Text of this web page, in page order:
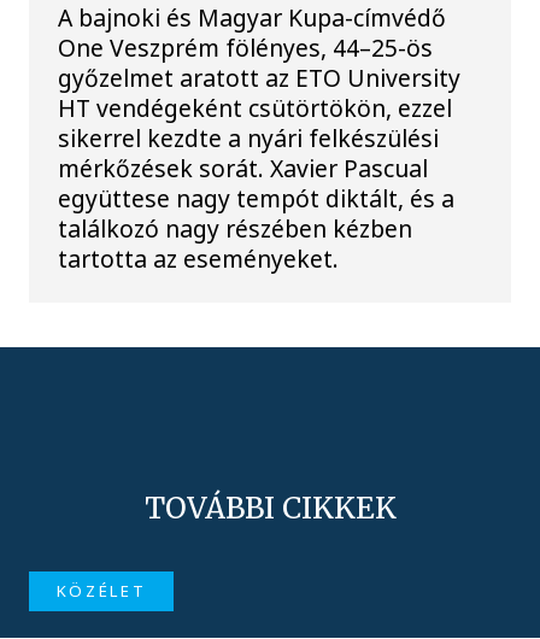
A bajnoki és Magyar Kupa-címvédő
One Veszprém fölényes, 44–25-ös
győzelmet aratott az ETO University
HT vendégeként csütörtökön, ezzel
sikerrel kezdte a nyári felkészülési
mérkőzések sorát. Xavier Pascual
együttese nagy tempót diktált, és a
találkozó nagy részében kézben
tartotta az eseményeket.
TOVÁBBI CIKKEK
KÖZÉLET